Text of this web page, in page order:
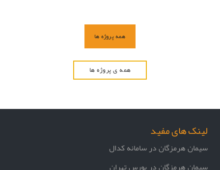
همه پروژه ها
همه ی پروژه ها
لینک های مفید
سیمان هرمزگان در سامانه کدال
سیمان هرمزگان در بورس تهران